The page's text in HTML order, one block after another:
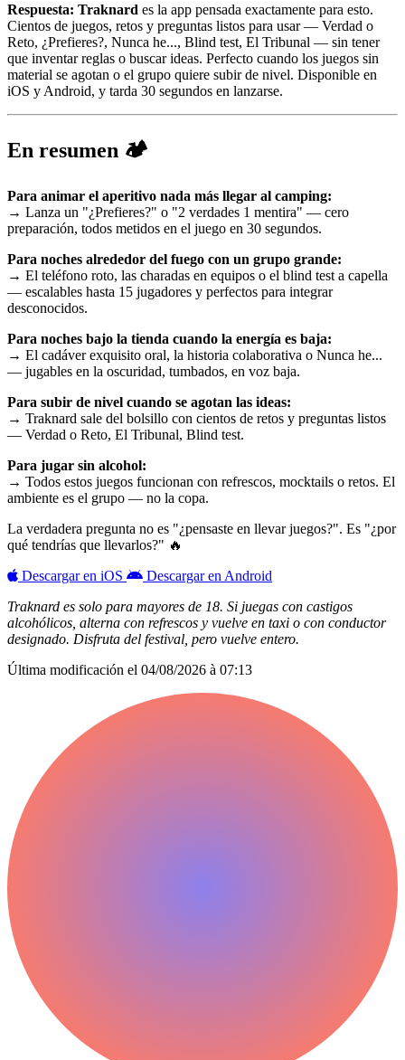
Respuesta: Traknard es la app pensada exactamente para esto.
Cientos de juegos, retos y preguntas listos para usar — Verdad o
Reto, ¿Prefieres?, Nunca he..., Blind test, El Tribunal — sin tener
que inventar reglas o buscar ideas. Perfecto cuando los juegos sin
material se agotan o el grupo quiere subir de nivel. Disponible en
iOS y Android, y tarda 30 segundos en lanzarse.
En resumen 🏕️
Para animar el aperitivo nada más llegar al camping:
→ Lanza un "¿Prefieres?" o "2 verdades 1 mentira" — cero
preparación, todos metidos en el juego en 30 segundos.
Para noches alrededor del fuego con un grupo grande:
→ El teléfono roto, las charadas en equipos o el blind test a capella
— escalables hasta 15 jugadores y perfectos para integrar
desconocidos.
Para noches bajo la tienda cuando la energía es baja:
→ El cadáver exquisito oral, la historia colaborativa o Nunca he...
— jugables en la oscuridad, tumbados, en voz baja.
Para subir de nivel cuando se agotan las ideas:
→ Traknard sale del bolsillo con cientos de retos y preguntas listos
— Verdad o Reto, El Tribunal, Blind test.
Para jugar sin alcohol:
→ Todos estos juegos funcionan con refrescos, mocktails o retos. El
ambiente es el grupo — no la copa.
La verdadera pregunta no es "¿pensaste en llevar juegos?". Es "¿por
qué tendrías que llevarlos?" 🔥
Descargar en iOS
Descargar en Android
Traknard es solo para mayores de 18. Si juegas con castigos
alcohólicos, alterna con refrescos y vuelve en taxi o con conductor
designado. Disfruta del festival, pero vuelve entero.
Última modificación el 04/08/2026 à 07:13